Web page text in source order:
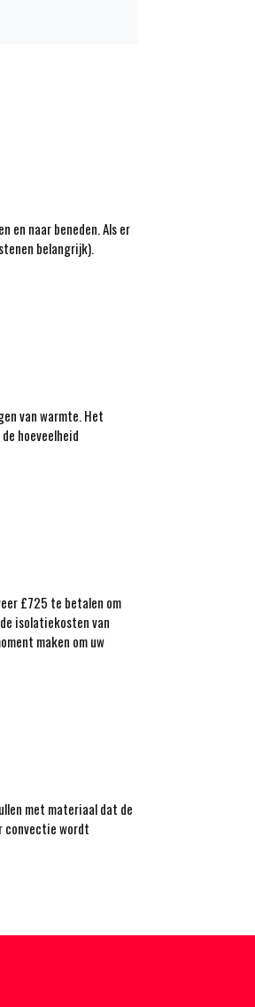
en naar beneden. Als er
belangrijk).
van warmte. Het
hoeveelheid
£725 te betalen om
isolatiekosten van
maken om uw
met materiaal dat de
convectie wordt